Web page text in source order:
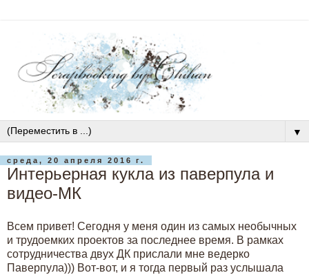
▼
среда, 20 апреля 2016 г.
Интерьерная кукла из паверпула и
видео-МК
Всем привет! Сегодня у меня один из самых необычных
и трудоемких проектов за последнее время. В рамках
сотрудничества двух ДК прислали мне ведерко
Паверпула))) Вот-вот, и я тогда первый раз услышала